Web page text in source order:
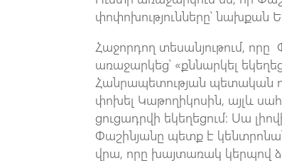
փոփոխությունները՝ նախքան
Հաջորդող տեսանյութում,
առաջարկեց՝ «քննարկել
Հանրապետության պետական
փոխել Կաթողիկոսին, այլև
ցուցադրվի եկեղեցում։ Սա
Փաշինյանը պետք է
վրա, որը խայտառակ կերպով